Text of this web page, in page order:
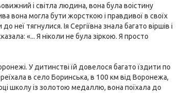
і світла людина, вона була воістину
вона могла бути жорсткою і правдивої в своїх
тягнулися. Ія Сергіївна знала багато віршів і
«... Я ніколи не була зіркою. Я просто
У дитинстві їй довелося багато їздити по
в село Боринська, в 100 км від Воронежа,
школу із золотою медаллю, вона поїхала до